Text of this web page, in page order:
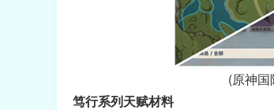
(原神
笃行系列天赋材料